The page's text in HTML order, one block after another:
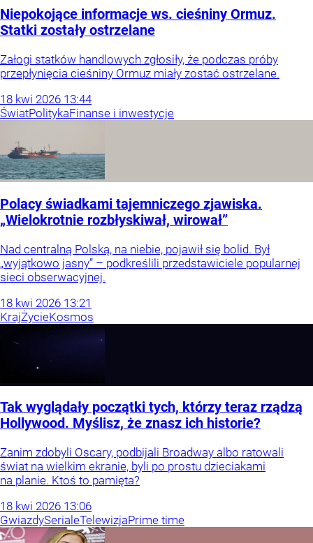
Niepokojące informacje ws. cieśniny Ormuz.
Statki zostały ostrzelane
Załogi statków handlowych zgłosiły, że podczas próby
przepłynięcia cieśniny Ormuz miały zostać ostrzelane.
18 kwi 2026 13:44
ŚwiatPolitykaFinanse i inwestycje
Polacy świadkami tajemniczego zjawiska.
„Wielokrotnie rozbłyskiwał, wirował”
Nad centralną Polską, na niebie, pojawił się bolid. Był
„wyjątkowo jasny” – podkreślili przedstawiciele popularnej
sieci obserwacyjnej.
18 kwi 2026 13:21
KrajŻycieKosmos
Tak wyglądały początki tych, którzy teraz rządzą
Hollywood. Myślisz, że znasz ich historie?
Zanim zdobyli Oscary, podbijali Broadway albo ratowali
świat na wielkim ekranie, byli po prostu dzieciakami
na planie. Ktoś to pamięta?
18 kwi 2026 13:06
GwiazdySerialeTelewizjaPrime time